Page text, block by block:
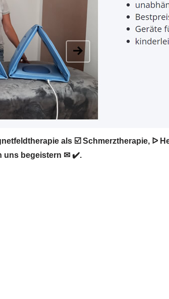
als ☑️ Schmerztherapie, ᐅ
uns begeistern ✉ ✔️.